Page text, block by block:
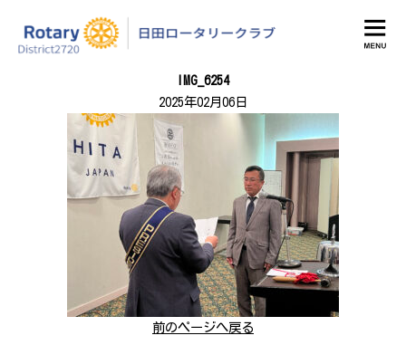
日田ロータリークラブ
IMG_6254
2025年02月06日
前のページへ戻る